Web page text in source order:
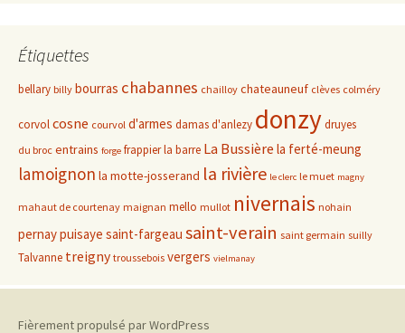
Étiquettes
bellary billy bourras chabannes chailloy chateauneuf clèves colméry
corvolcosne courvol d'armes damas d'anlezy donzydruyes
du broc entrains forge frappierla barre La Bussière la ferté-meung
lamoignon la motte-josserand la rivière le clerc le muet magny
mahaut de courtenay maignan mello mullot nivernais nohain
pernaypuisaye saint-fargeau saint-verain saint germain suilly
Talvanne treigny troussebois vergers vielmanay
Fièrement propulsé par WordPress